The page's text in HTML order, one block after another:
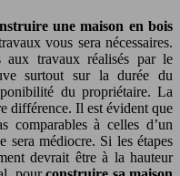
une maison en bois
vous sera nécessaires.
aux travaux réalisés par le
surtout sur la durée du
du propriétaire. La
différence. Il est évident que
comparables à celles d’un
sera médiocre. Si les étapes
devrait être à la hauteur